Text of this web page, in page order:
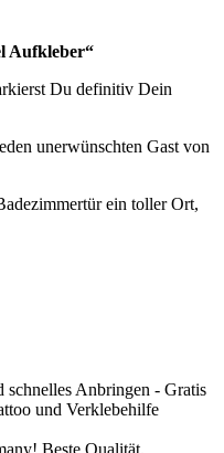
Aufkleber“
Du definitiv Dein
unerwünschten Gast von
ein toller Ort,
schnelles Anbringen - Gratis
und Verklebehilfe